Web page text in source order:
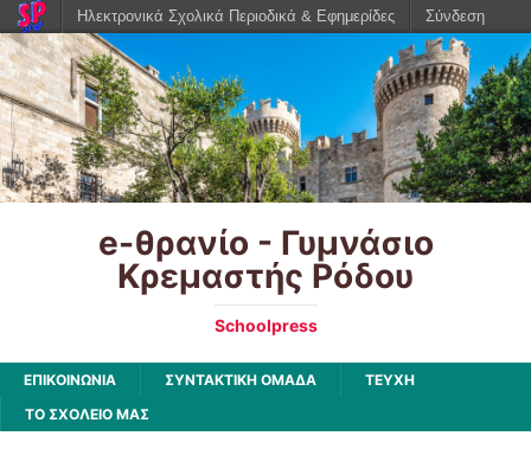
e-θρανίο - Γυμνάσιο
Κρεμαστής Ρόδου
Schoolpress
ΕΠΙΚΟΙΝΩΝΙΑ ΣΥΝΤΑΚΤΙΚΗ ΟΜΑΔΑ
ΤΕΥΧΗ
ΤΟ ΣΧΟΛΕΙΟ ΜΑΣ
Ηλεκτρονικά Σχολικά Περιοδικά & Εφημερίδες Σύνδεση